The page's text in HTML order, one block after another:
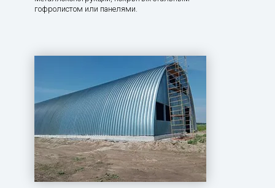
гофролистом или панелями.